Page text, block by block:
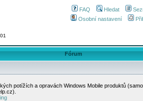
FAQ Hledat
Osobní nastavení
Fórum
potížích a opravách Windows Mobile produktů